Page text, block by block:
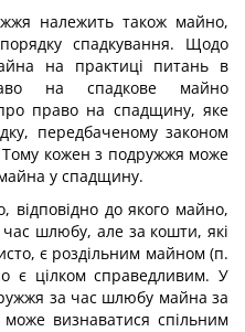
належить також майно,
спадкування. Щодо
на практиці питань в
на спадкове майно
про право на спадщину, яке
передбаченому законом
Тому кожен з подружжя може
у спадщину.
до якого майно,
шлюбу, але за кошти, які
є роздільним майном (п.
є цілком справедливим. У
за час шлюбу майна за
визнаватися спільним